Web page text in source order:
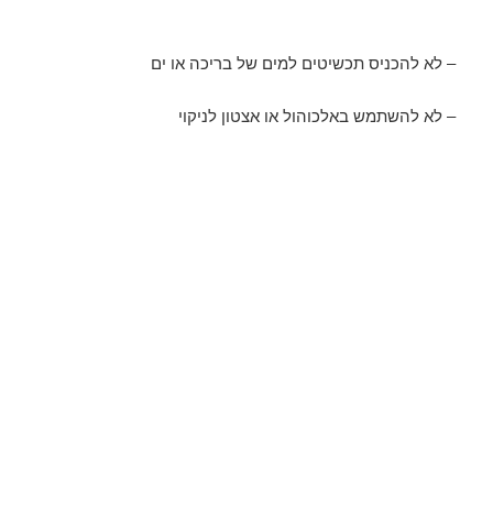
– לא להכניס תכשיטים למים של בריכה או ים
– לא להשתמש באלכוהול או אצטון לניקוי